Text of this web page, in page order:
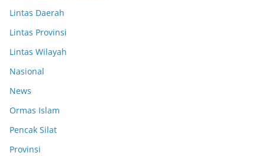
Lintas Daerah
Lintas Provinsi
Lintas Wilayah
Nasional
News
Ormas Islam
Pencak Silat
Provinsi